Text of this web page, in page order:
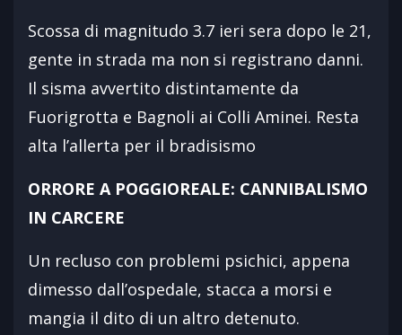
Scossa di magnitudo 3.7 ieri sera dopo le 21,
gente in strada ma non si registrano danni.
Il sisma avvertito distintamente da
Fuorigrotta e Bagnoli ai Colli Aminei. Resta
alta l’allerta per il bradisismo
ORRORE A POGGIOREALE: CANNIBALISMO
IN CARCERE
Un recluso con problemi psichici, appena
dimesso dall’ospedale, stacca a morsi e
mangia il dito di un altro detenuto.